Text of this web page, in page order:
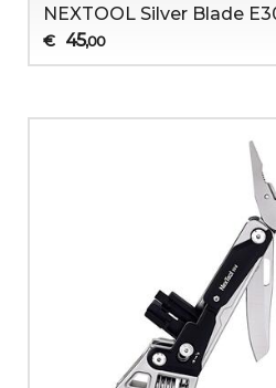
NEXTOOL Silver Blade
€ 45,00